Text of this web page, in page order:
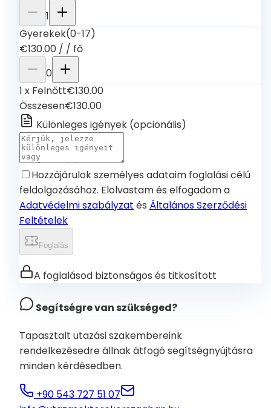
1
Gyerekek(0-17)
€130.00 / / fő
0
1 x Felnőtt€130.00
Összesen€130.00
Különleges igények (opcionális)
Hozzájárulok személyes adataim foglalási célú
feldolgozásához. Elolvastam és elfogadom a
Adatvédelmi szabályzat és Általános Szerződési
Feltételek
Foglalás
A foglalásod biztonságos és titkosított
Segítségre van szükséged?
Tapasztalt utazási szakembereink
rendelkezésedre állnak átfogó segítségnyújtásra
minden kérdésedben.
+90 543 727 51 07